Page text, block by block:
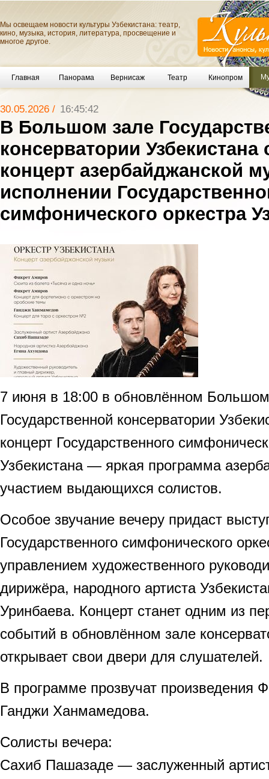
Мы освещаем новости культуры Узбекистана: театр,
кино, музыка, история, литература, просвещение и
многое другое.
Главная Панорама Вернисаж Театр Кинопром
30.05.2026 / 16:45:42
В Большом зале
консерватории Узбекистана
концерт азербайджанской
исполнении
симфонического оркестра
7 июня в 18:00 в обновлённом
Государственной консерватории
концерт Государственного
Узбекистана — яркая программа
участием выдающихся солистов.
Особое звучание вечеру придаст
Государственного симфонического
управлением художественного
дирижёра, народного артиста
Уринбаева. Концерт станет одним из
событий в обновлённом зале
открывает свои двери для слушателей.
В программе прозвучат произведения
Ганджи Ханмамедова.
Солисты вечера:
Сахиб Пашазаде — заслуженный